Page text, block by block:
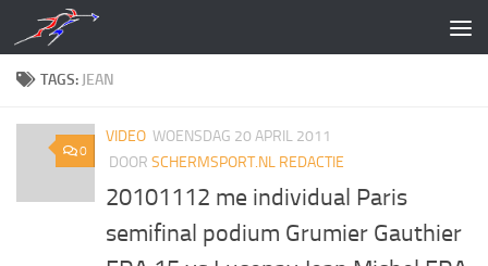
Doorgaan naar inhoud
TAGS: JEAN
0
VIDEO WOENSDAG 20 APRIL 2011
DOOR SCHERMSPORT.NL REDACTIE
20101112 me individual Paris
semifinal podium Grumier Gauthier